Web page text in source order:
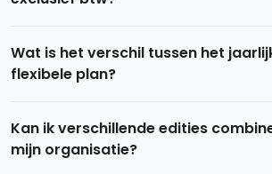
Wat is het verschil tussen het
flexibele plan?
Kan ik verschillende edities
mijn organisatie?